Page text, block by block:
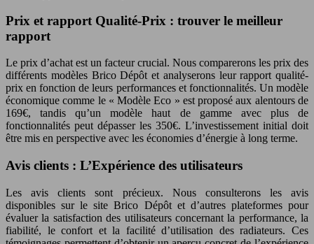
Prix et rapport Qualité-Prix : trouver le meilleur
rapport
Le prix d’achat est un facteur crucial. Nous comparerons les prix des
différents modèles Brico Dépôt et analyserons leur rapport qualité-
prix en fonction de leurs performances et fonctionnalités. Un modèle
économique comme le « Modèle Eco » est proposé aux alentours de
169€, tandis qu’un modèle haut de gamme avec plus de
fonctionnalités peut dépasser les 350€. L’investissement initial doit
être mis en perspective avec les économies d’énergie à long terme.
Avis clients : L’Expérience des utilisateurs
Les avis clients sont précieux. Nous consulterons les avis
disponibles sur le site Brico Dépôt et d’autres plateformes pour
évaluer la satisfaction des utilisateurs concernant la performance, la
fiabilité, le confort et la facilité d’utilisation des radiateurs. Ces